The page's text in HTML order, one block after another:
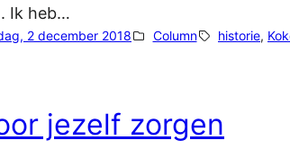
Ik heb…
2 december 2018 Column historie,
jezelf zorgen